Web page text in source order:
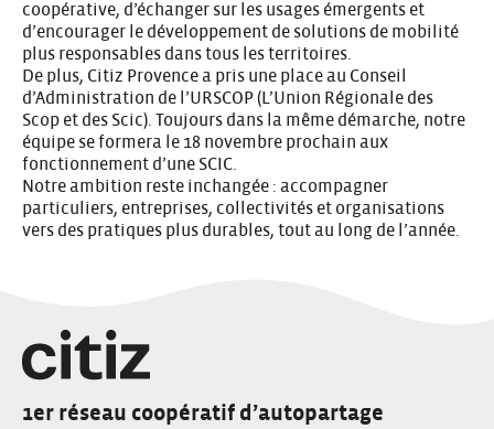
coopérative, d’échanger sur les usages émergents et
d’encourager le développement de solutions de mobilité
plus responsables dans tous les territoires.
De plus, Citiz Provence a pris une place au Conseil
d’Administration de l’URSCOP(L’Union Régionale des
Scop et des Scic). Toujours dans la même démarche, notre
équipe se formera le 18 novembre prochain aux
fonctionnement d’une SCIC.
Notre ambition reste inchangée : accompagner
particuliers, entreprises, collectivités et organisations
vers des pratiques plus durables, tout au long de l’année.
1er réseau coopératif d’autopartage